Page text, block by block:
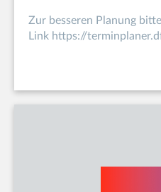
Zur besseren Planung
Link https://